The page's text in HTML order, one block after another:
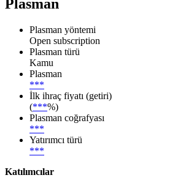
Plasman
Plasman yöntemi
Open subscription
Plasman türü
Kamu
Plasman
***
İlk ihraç fiyatı (getiri)
(***%)
Plasman coğrafyası
***
Yatırımcı türü
***
Katılımcılar